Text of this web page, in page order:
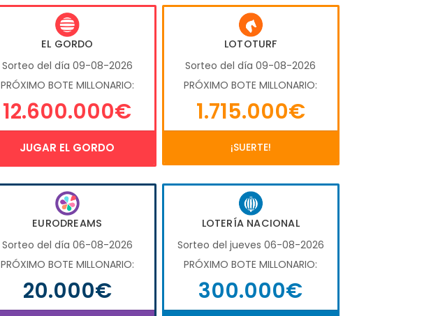
EL GORDO
Sorteo del día 09-08-2026
PRÓXIMO BOTE MILLONARIO:
12.600.000€
JUGAR EL GORDO
LOTOTURF
Sorteo del día 09-08-2026
PRÓXIMO BOTE MILLONARIO:
1.715.000€
¡SUERTE!
EURODREAMS
Sorteo del día 06-08-2026
PRÓXIMO BOTE MILLONARIO:
20.000€
LOTERÍA NACIONAL
Sorteo del jueves 06-08-2026
PRÓXIMO BOTE MILLONARIO:
300.000€